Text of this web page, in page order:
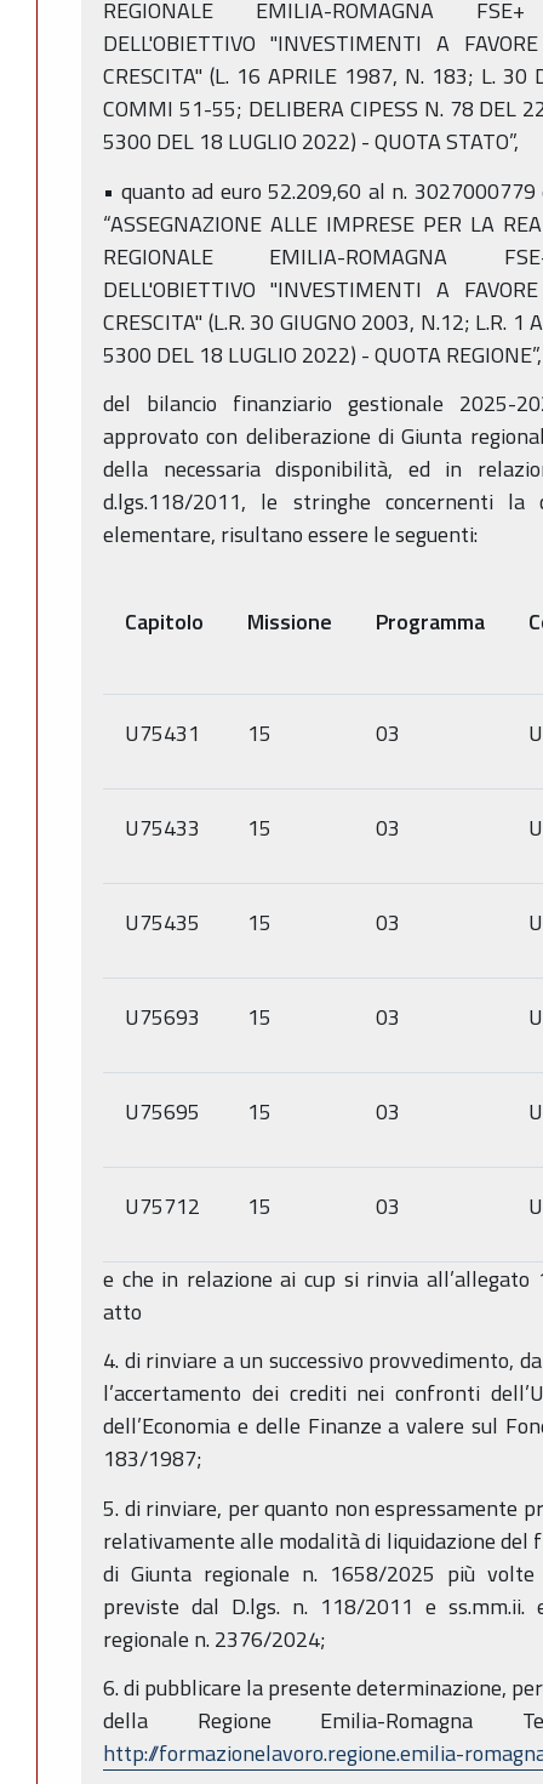
REGIONALE EMILIA-ROMAGNA
DELL'OBIETTIVO "INVESTIMENTI A
CRESCITA" (L. 16 APRILE 1987, N. 183; L.
COMMI 51-55; DELIBERA CIPESS N. 78 DEL
5300 DEL 18 LUGLIO 2022) - QUOTA STATO”,
• quanto ad euro 52.209,60 al n.
“ASSEGNAZIONE ALLE IMPRESE PER LA
REGIONALE EMILIA-ROMAGNA
DELL'OBIETTIVO "INVESTIMENTI A
CRESCITA" (L.R. 30 GIUGNO 2003, N.12; L.R. 1
5300 DEL 18 LUGLIO 2022) - QUOTA REGIONE”,
del bilancio finanziario gestionale 2025-
approvato con deliberazione di Giunta
della necessaria disponibilità, ed in
d.lgs.118/2011, le stringhe concernenti la
elementare, risultano essere le seguenti:
Capitolo Missione Programma
U75431 15 03
U75433 15 03
U75435 15 03
U75693 15 03
U75695 15 03
U75712 15 03
e che in relazione ai cup si rinvia
atto
4. di rinviare a un successivo provvedimento,
l’accertamento dei crediti nei confronti
dell’Economia e delle Finanze a valere sul
183/1987;
5. di rinviare, per quanto non espressamente
relativamente alle modalità di liquidazione del
di Giunta regionale n. 1658/2025 più
previste dal D.lgs. n. 118/2011 e ss.mm.ii.
regionale n. 2376/2024;
6. di pubblicare la presente determinazione,
della Regione Emilia-
http://formazionelavoro.regione.emilia-